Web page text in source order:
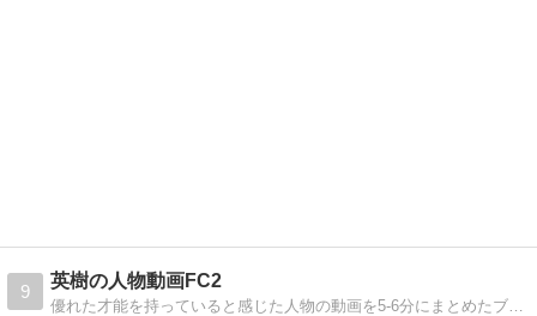
9
英樹の人物動画FC2
優れた才能を持っていると感じた人物の動画を5-6分にまとめたブログ。 日記もまじえてyoutubeで。